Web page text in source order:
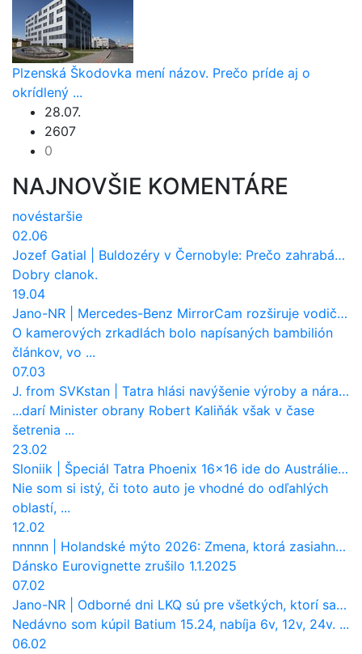
Plzenská Škodovka mení názov. Prečo príde aj o
okrídlený ...
28.07.
2607
0
NAJNOVŠIE KOMENTÁRE
novéstaršie
02.06
Jozef Gatial
Buldozéry v Černobyle: Prečo zahrabávali Červený les pod zem?
Dobry clanok.
19.04
Jano-NR
Mercedes-Benz MirrorCam rozširuje vodičovi výhľad a uberá autobusom odpor vzduchu
O kamerových zrkadlách bolo napísaných bambilión
článkov, vo ...
07.03
J. from SVKstan
Tatra hlási navýšenie výroby a nárast tržieb. Ktorí odberatelia sú kľúčoví?
...darí Minister obrany Robert Kaliňák však v čase
šetrenia ...
23.02
Sloniik
Špeciál Tatra Phoenix 16×16 ide do Austrálie. Na čo bude slúžiť?
Nie som si istý, či toto auto je vhodné do odľahlých
oblastí, ...
12.02
nnnnn
Holandské mýto 2026: Zmena, ktorá zasiahne slovenských dopravcov
Dánsko Eurovignette zrušilo 1.1.2025
07.02
Jano-NR
Odborné dni LKQ sú pre všetkých, ktorí sa chcú dozvedieť niečo viac
Nedávno som kúpil Batium 15.24, nabíja 6v, 12v, 24v. ...
06.02